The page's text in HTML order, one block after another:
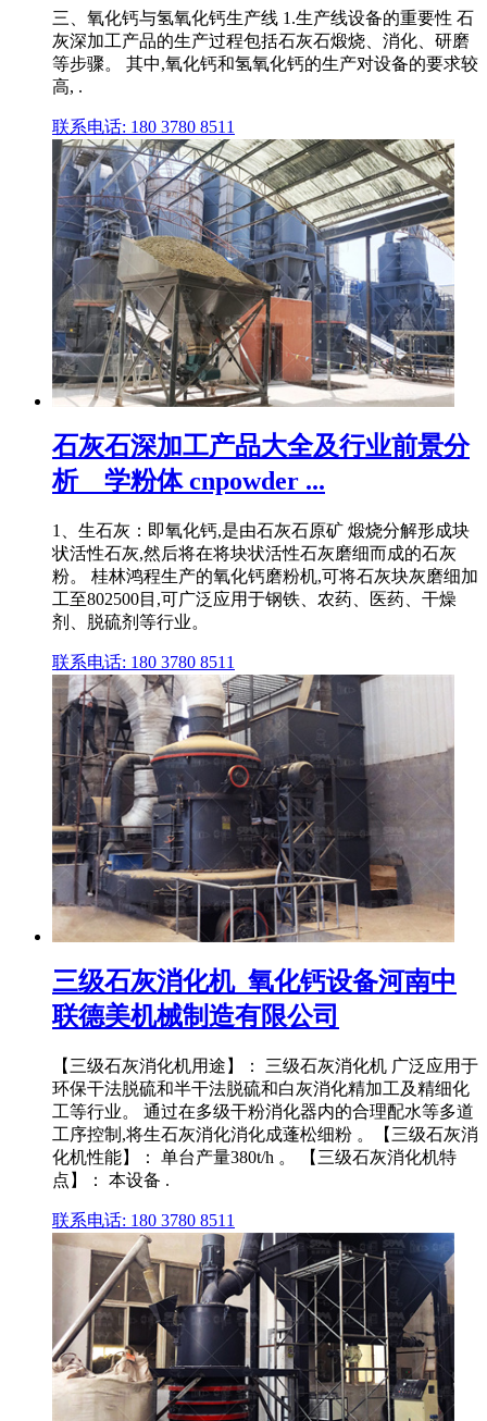
三、氧化钙与氢氧化钙生产线 1.生产线设备的重要性 石
灰深加工产品的生产过程包括石灰石煅烧、消化、研磨
等步骤。 其中,氧化钙和氢氧化钙的生产对设备的要求较
高, .
联系电话: 180 3780 8511
石灰石深加工产品大全及行业前景分
析 _ 学粉体 cnpowder ...
1、生石灰：即氧化钙,是由石灰石原矿 煅烧分解形成块
状活性石灰,然后将在将块状活性石灰磨细而成的石灰
粉。 桂林鸿程生产的氧化钙磨粉机,可将石灰块灰磨细加
工至802500目,可广泛应用于钢铁、农药、医药、干燥
剂、脱硫剂等行业。
联系电话: 180 3780 8511
三级石灰消化机_氧化钙设备河南中
联德美机械制造有限公司
【三级石灰消化机用途】： 三级石灰消化机 广泛应用于
环保干法脱硫和半干法脱硫和白灰消化精加工及精细化
工等行业。 通过在多级干粉消化器内的合理配水等多道
工序控制,将生石灰消化消化成蓬松细粉 。【三级石灰消
化机性能】： 单台产量380t/h 。 【三级石灰消化机特
点】： 本设备 .
联系电话: 180 3780 8511